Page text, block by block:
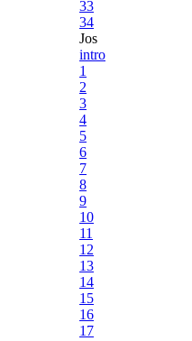
33
34
Jos
intro
1
2
3
4
5
6
7
8
9
10
11
12
13
14
15
16
17